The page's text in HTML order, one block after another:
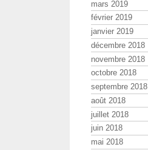
mars 2019
février 2019
janvier 2019
décembre 2018
novembre 2018
octobre 2018
septembre 2018
août 2018
juillet 2018
juin 2018
mai 2018